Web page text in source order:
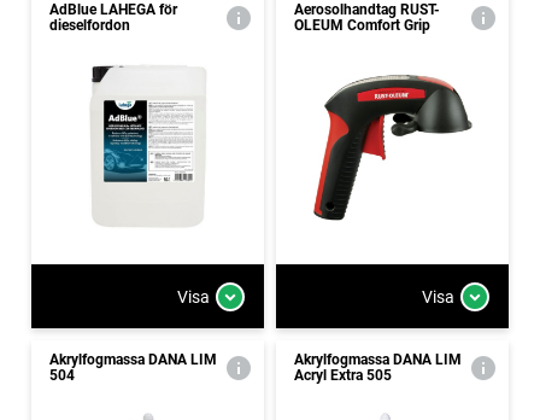
AdBlue LAHEGA för
dieselfordon
Visa
Aerosolhandtag RUST-
OLEUM Comfort Grip
Visa
Akrylfogmassa DANA LIM
504
Akrylfogmassa DANA LIM
Acryl Extra 505